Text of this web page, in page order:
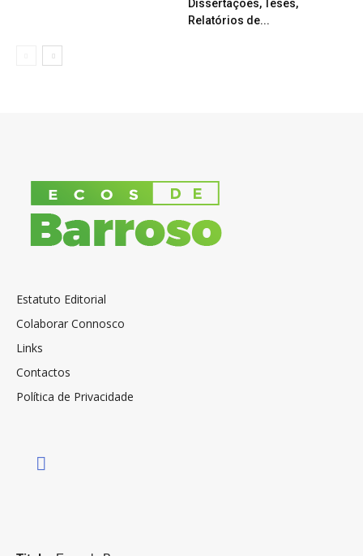
Dissertações, Teses,
Relatórios de...
Estatuto Editorial
Colaborar Connosco
Links
Contactos
Política de Privacidade